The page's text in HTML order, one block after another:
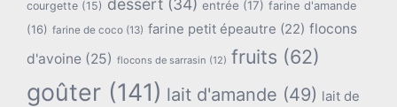
courgette (15) dessert (34) entrée (17) farine d'amande
(16) farine de coco (13) farine petit épeautre (22) flocons
d'avoine (25) flocons de sarrasin (12) fruits (62)
goûter (141) lait d'amande (49) lait de